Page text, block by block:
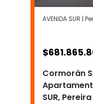
AVENIDA SUR |
$
Cormorán
SUR, Pereira